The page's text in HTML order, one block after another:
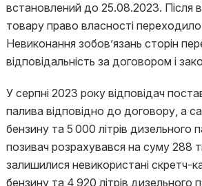
встановлений до 25.08.2023. Після
товару право власності
Невиконання зобов’язань сторін
відповідальність за договором і
У серпні 2023 року відповідач
палива відповідно до договору, а
бензину та 5 000 літрів дизельного
позивач розрахувався на суму 288
залишилися невикористані скретч-
бензину та 4 920 літрів дизельного